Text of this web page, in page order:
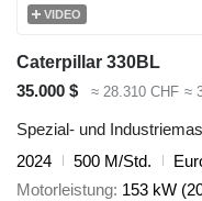
VIDEO
Caterpillar 330BL
35.000 $
≈ 28.310 CHF ≈
Spezial- und
2024
500 M/Std.
Motorleistung 153 kW